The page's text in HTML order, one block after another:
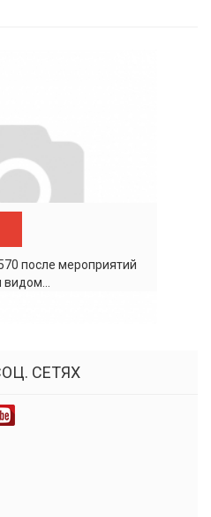
после мероприятий
СЕТЯХ